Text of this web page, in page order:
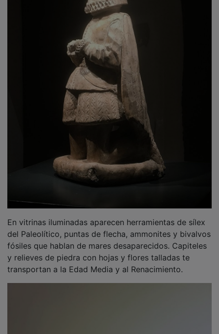
En vitrinas iluminadas aparecen herramientas de sílex
del Paleolítico, puntas de flecha, ammonites y bivalvos
fósiles que hablan de mares desaparecidos. Capiteles
y relieves de piedra con hojas y flores talladas te
transportan a la Edad Media y al Renacimiento.